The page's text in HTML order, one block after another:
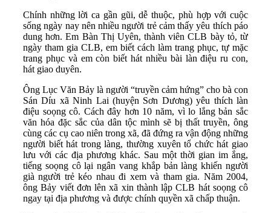
Chính những lời ca gần gũi, dễ thuộc, phù hợp với cuộc
sống ngày nay nên nhiều người trẻ cảm thấy yêu thích páo
dung hơn. Em Bàn Thị Uyên, thành viên CLB bày tỏ, từ
ngày tham gia CLB, em biết cách làm trang phục, tự mặc
trang phục và em còn biết hát nhiều bài làn điệu ru con,
hát giao duyên.
Ông Lục Văn Bảy là người “truyền cảm hứng” cho bà con
Sán Díu xã Ninh Lai (huyện Sơn Dương) yêu thích làn
điệu soọng cô. Cách đây hơn 10 năm, vì lo lắng bản sắc
văn hóa đặc sắc của dân tộc mình sẽ bị thất truyền, ông
cùng các cụ cao niên trong xã, đã đứng ra vận động những
người biết hát trong làng, thường xuyên tổ chức hát giao
lưu với các địa phương khác. Sau một thời gian im ắng,
tiếng soọng cô lại ngân vang khắp bản làng khiến người
già người trẻ kéo nhau đi xem và tham gia. Năm 2004,
ông Bảy viết đơn lên xã xin thành lập CLB hát soọng cô
ngay tại địa phương và được chính quyền xã chấp thuận.